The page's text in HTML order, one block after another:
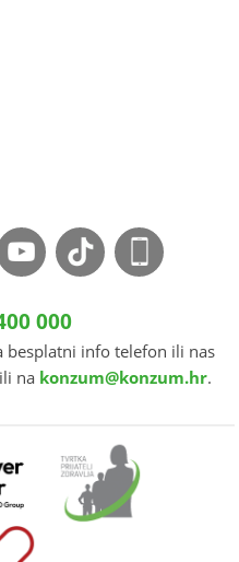
000
besplatni info telefon ili nas
ili na konzum@konzum.hr.